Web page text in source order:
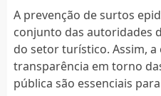
A prevenção de surtos
conjunto das autoridades
do setor turístico. Assim, a
transparência em torno
pública são essenciais